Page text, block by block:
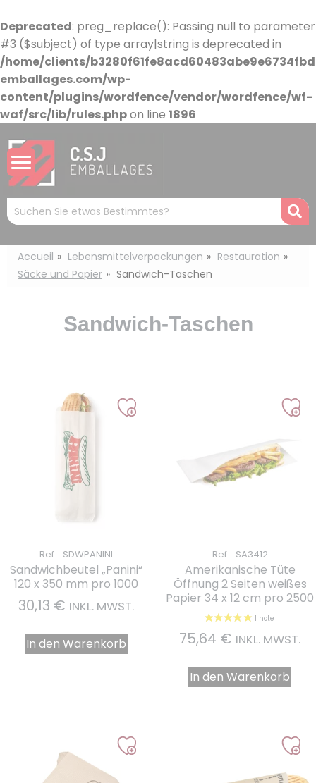
Deprecated: preg_replace(): Passing null to parameter
#3 ($subject) of type array|string is deprecated in
/home/clients/
emballages.com/wp-
content/plugins/wordfence/vendor/wordfence/wf-
waf/src/lib/rules.phpon line 1896
Mots
clés
:
Accueil Lebensmittelverpackungen
Restauration
Säcke und Papier
Sandwich-Taschen
Sandwich-Taschen
Ref. : SDWPANINI
Sandwichbeutel „Panini“
120 x 350 mm pro 1000
30,13 € INKL. MWST.
In den Warenkorb
Ref. : SA3412
Amerikanische Tüte
Öffnung 2 Seiten weißes
Papier 34 x 12 cm pro 2500
75,64 € INKL. MWST.
In den Warenkorb